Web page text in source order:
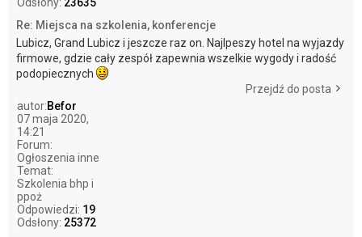
Re: Miejsca na szkolenia, konferencje
Lubicz, Grand Lubicz i jeszcze raz on. Najlpeszy hotel na wyjazdy
firmowe, gdzie cały zespół zapewnia wszelkie wygody i radość
podopiecznych
Przejdź do posta
autor:Befor
07 maja 2020,
14:21
Forum:
Ogłoszenia inne
Temat:
Szkolenia bhp i
ppoż
Odpowiedzi: 19
Odsłony: 25372